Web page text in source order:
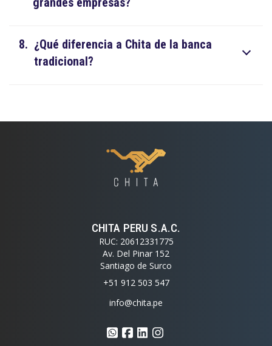
8. ¿Qué diferencia a Chita de la banca
tradicional?
CHITA PERU S.A.C.
RUC: 20612331775
Av. Del Pinar 152
Santiago de Surco
+51 912 503 547
info@chita.pe